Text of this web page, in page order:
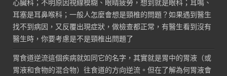
心臟科；不明原因視線模糊、眼睛疲勞，想到就是眼科；耳鳴、
耳塞是耳鼻喉科；一般人怎麼會想是頸椎的問題？如果遇到醫生
找不到病因，又反覆出現症狀，做檢查都正常，有醫生看到沒有
醫生時，你要考慮是不是頸椎出問題了
胃食道逆流這個疾病就如同它的名字，其實就是胃中的胃液（或
胃液和食物的混合物）往食道的方向逆流。但在了解為何胃液會